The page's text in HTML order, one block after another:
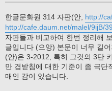
한글문화원 314 자판(안, http://
http://cafe.daum.net/malel/9ijB/
자판들과 비교하여 한번 정리해
글입니다 (으앙) 본문이 너무 길
(안)은 3-2012, 특히 그것의 3단
만 겹받침에 대한 기준이 좀 극단
매인 감이 있습니다.